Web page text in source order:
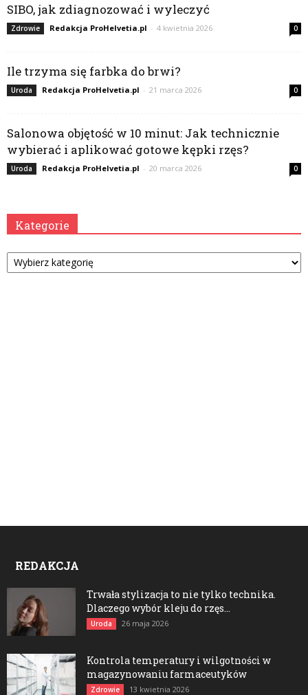
SIBO, jak zdiagnozować i wyleczyć
Zdrowie Redakcja ProHelvetia.pl - 4 kwietnia 2026 0
Ile trzyma się farbka do brwi?
Uroda Redakcja ProHelvetia.pl - 21 marca 2026 0
Salonowa objętość w 10 minut: Jak technicznie
wybierać i aplikować gotowe kępki rzęs?
Uroda Redakcja ProHelvetia.pl - 20 marca 2026 0
Kategorie
Kategorie
REDAKCJA
Trwała stylizacja to nie tylko technika.
Dlaczego wybór kleju do rzęs...
Uroda 26 maja 2026
Kontrola temperatury i wilgotności w
magazynowaniu farmaceutyków
Zdrowie 13 kwietnia 2026